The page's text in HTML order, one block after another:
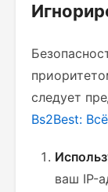
следует
Bs2Best:
ваш IP-